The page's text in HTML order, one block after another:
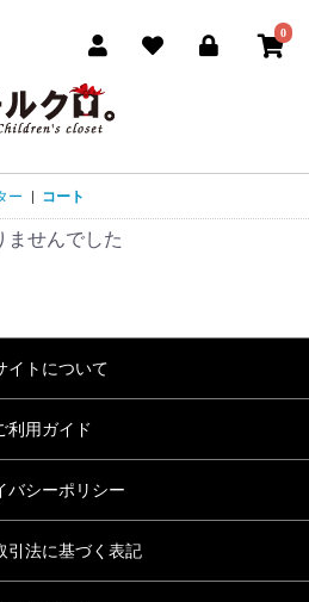
0
ー | コート
ませんでした
イトについて
利用ガイド
バシーポリシー
引法に基づく表記